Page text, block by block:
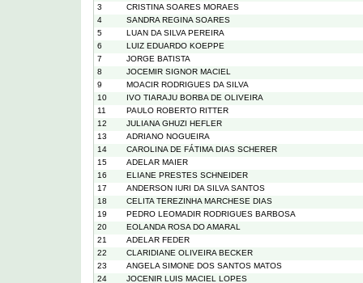
3
CRISTINA SOARES MORAES
4
SANDRA REGINA SOARES
5
LUAN DA SILVA PEREIRA
6
LUIZ EDUARDO KOEPPE
7
JORGE BATISTA
8
JOCEMIR SIGNOR MACIEL
9
MOACIR RODRIGUES DA SILVA
10
IVO TIARAJU BORBA DE OLIVEIRA
11
PAULO ROBERTO RITTER
12
JULIANA GHUZI HEFLER
13
ADRIANO NOGUEIRA
14
CAROLINA DE FÁTIMA DIAS SCHERER
15
ADELAR MAIER
16
ELIANE PRESTES SCHNEIDER
17
ANDERSON IURI DA SILVA SANTOS
18
CELITA TEREZINHA MARCHESE DIAS
19
PEDRO LEOMADIR RODRIGUES BARBOSA
20
EOLANDA ROSA DO AMARAL
21
ADELAR FEDER
22
CLARIDIANE OLIVEIRA BECKER
23
ANGELA SIMONE DOS SANTOS MATOS
24
JOCENIR LUIS MACIEL LOPES